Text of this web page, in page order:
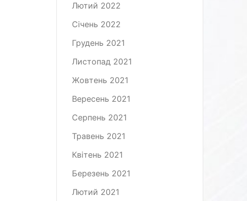
Лютий 2022
Січень 2022
Грудень 2021
Листопад 2021
Жовтень 2021
Вересень 2021
Серпень 2021
Травень 2021
Квітень 2021
Березень 2021
Лютий 2021